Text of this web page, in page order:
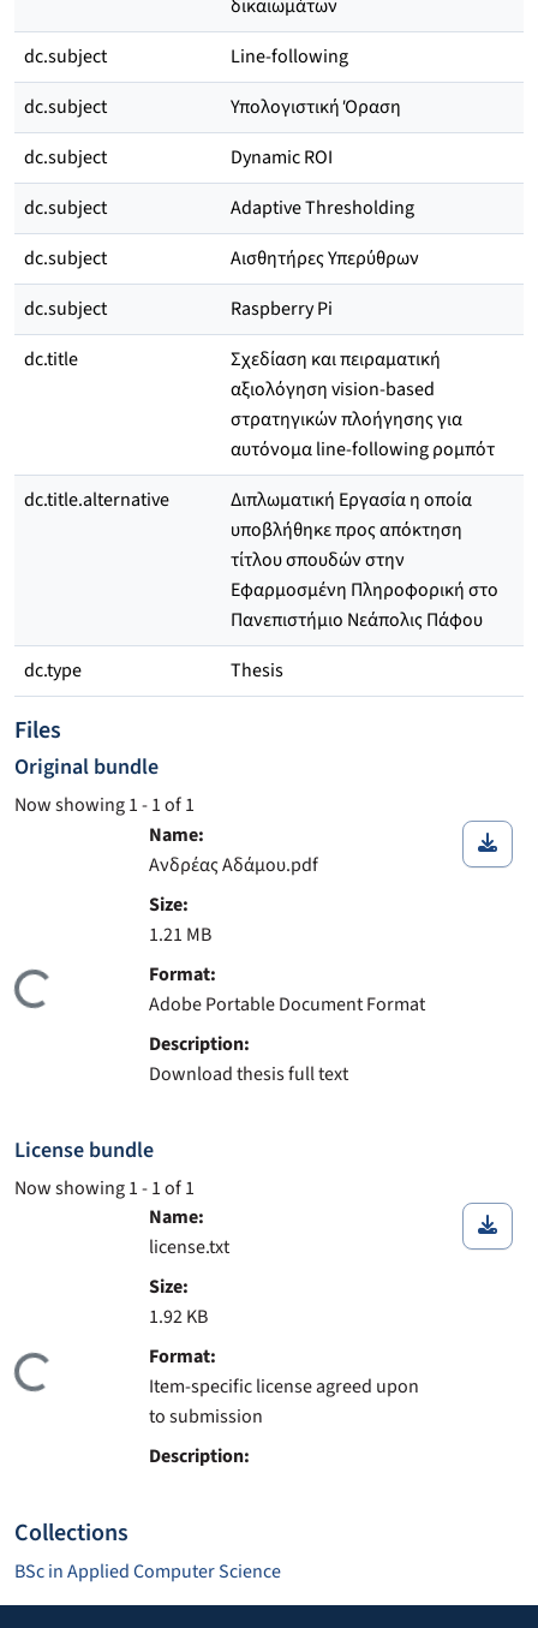
δικαιωμάτων
dc.subject Line-following
dc.subject
Υπολογιστική Όραση
dc.subject
Dynamic ROI
dc.subject
Adaptive Thresholding
dc.subject
Αισθητήρες Υπερύθρων
dc.subject
Raspberry Pi
dc.title
Σχεδίαση και πειραματική
αξιολόγηση vision-based
στρατηγικών πλοήγησης για
αυτόνομα line-following ρομπότ
dc.title.alternative
Διπλωματική Εργασία η οποία
υποβλήθηκε προς απόκτηση
τίτλου σπουδών στην
Εφαρμοσμένη Πληροφορική στο
Πανεπιστήμιο Νεάπολις Πάφου
dc.type Thesis
Files
Original bundle
Now showing1 - 1 of 1
Name:
Ανδρέας Αδάμου.pdf
Size:
1.21 MB
Format:
Adobe Portable Document Format
Description:
Download thesis full text
License bundle
Now showing1 - 1 of 1
Name:
license.txt
Size:
1.92 KB
Format:
Item-specific license agreed upon
to submission
Description:
Collections
BSc in Applied Computer Science